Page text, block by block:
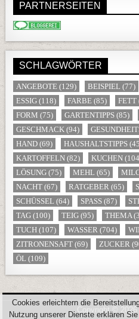
PARTNERSEITEN
SCHLAGWÖRTER
ANGEBOTE (129) BEISPIEL (77)
ESSIG (118) FARBE (85) FETT
FORM (75) GARTENTIPPS (85)
GESCHMACK (94)
HAND (69) HAUSHALTSTIPPS
KARTOFFELN (82) KUCHEN
LÖSUNG (75) MEHL (65)
NACHT (67) RATGEBER (65)
SCHÜSSEL (64) SPASS (87)
TAG (100) TEIG (95) THEMA
TUCH (107) WASSER (704)
ZITRONENSAFT (69) ZUCKER
ÖL (109)
Copyright © 2026
Cookies erleichtern die
Nutzung unserer Dienste erklären